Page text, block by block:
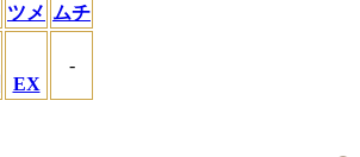
ツメ ムチ
EX
-